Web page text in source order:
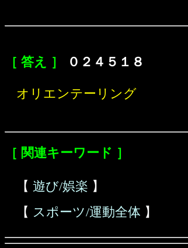
［ 答え ］ ０２４５１８
オリエンテーリング
［ 関連キーワード ］
【 遊び/娯楽 】
【 スポーツ/運動全体 】